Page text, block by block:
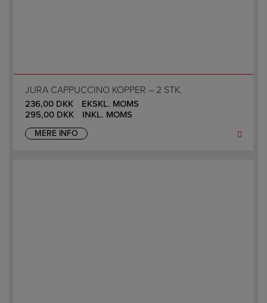
JURA CAPPUCCINO KOPPER – 2 STK.
236,00 DKK
EKSKL. MOMS
295,00 DKK INKL. MOMS
MERE INFO